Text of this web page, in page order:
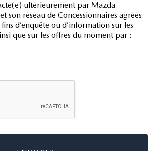
ultérieurement par Mazda
son réseau de Concessionnaires agréés
d’enquête ou d’information sur les
que sur les offres du moment par :